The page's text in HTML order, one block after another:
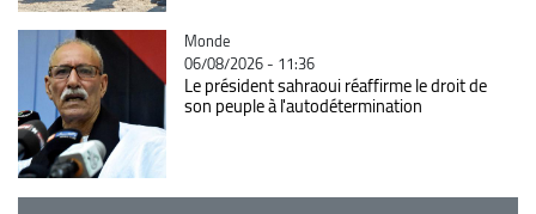
Catégorie
Monde
06/08/2026 - 11:36
Le président sahraoui réaffirme le droit de
son peuple à l'autodétermination